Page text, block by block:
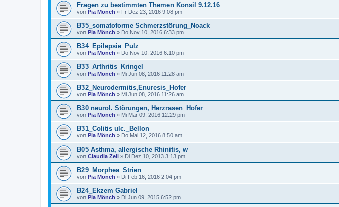
Fragen zu bestimmten Themen Konsil 9.12.16
von Pia Mönch » Fr Dez 23, 2016 9:08 pm
B35_somatoforme Schmerzstörung_Noack
von Pia Mönch » Do Nov 10, 2016 6:33 pm
B34_Epilepsie_Pulz
von Pia Mönch » Do Nov 10, 2016 6:10 pm
B33_Arthritis_Kringel
von Pia Mönch » Mi Jun 08, 2016 11:28 am
B32_Neurodermitis,Enuresis_Hofer
von Pia Mönch » Mi Jun 08, 2016 11:26 am
B30 neurol. Störungen, Herzrasen_Hofer
von Pia Mönch » Mi Mär 09, 2016 12:29 pm
B31_Colitis ulc._Bellon
von Pia Mönch » Do Mai 12, 2016 8:50 am
B05 Asthma, allergische Rhinitis, w
von Claudia Zell » Di Dez 10, 2013 3:13 pm
B29_Morphea_Strien
von Pia Mönch » Di Feb 16, 2016 2:04 pm
B24_Ekzem Gabriel
von Pia Mönch » Di Jun 09, 2015 6:52 pm